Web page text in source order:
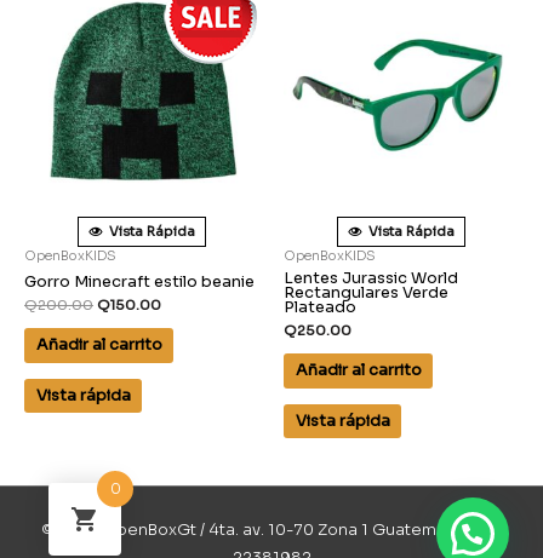
Vista Rápida
OpenBoxKIDS
Gorro Minecraft estilo beanie
Q200.00 Q150.00
Añadir al carrito
Vista rápida
Vista Rápida
OpenBoxKIDS
Lentes Jurassic World
Rectangulares Verde
Plateado
Q250.00
Añadir al carrito
Vista rápida
© 2026 OpenBoxGt / 4ta. av. 10-70 Zona 1 Guatemala / 502
0